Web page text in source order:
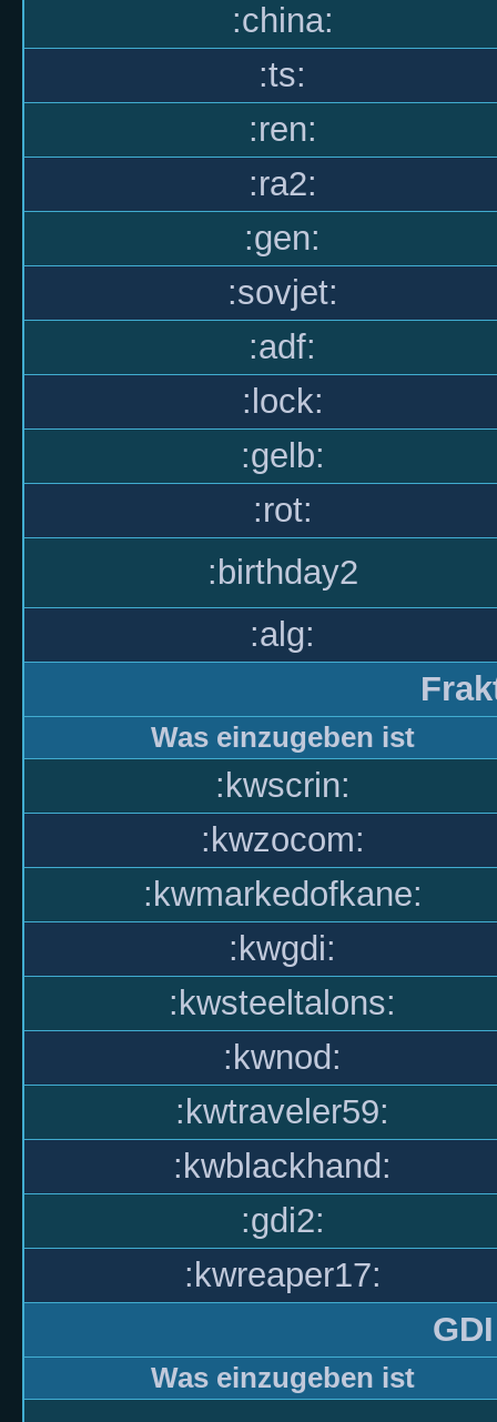
:china:
:ts:
:ren:
:ra2:
:gen:
:sovjet:
:adf:
:lock:
:gelb:
:rot:
:birthday2
:alg:
Was einzugeben ist
:kwscrin:
:kwzocom:
:kwmarkedofkane:
:kwgdi:
:kwsteeltalons:
:kwnod:
:kwtraveler59:
:kwblackhand:
:gdi2:
:kwreaper17:
Was einzugeben ist